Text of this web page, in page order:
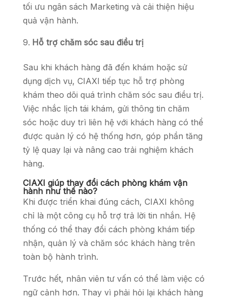
tối ưu ngân sách Marketing và cải thiện hiệu
quả vận hành.
Hỗ trợ chăm sóc sau điều trị
Sau khi khách hàng đã đến khám hoặc sử
dụng dịch vụ, CIAXI tiếp tục hỗ trợ phòng
khám theo dõi quá trình chăm sóc sau điều trị.
Việc nhắc lịch tái khám, gửi thông tin chăm
sóc hoặc duy trì liên hệ với khách hàng có thể
được quản lý có hệ thống hơn, góp phần tăng
tỷ lệ quay lại và nâng cao trải nghiệm khách
hàng.
CIAXI giúp thay đổi cách phòng khám vận
hành như thế nào?
Khi được triển khai đúng cách, CIAXI không
chỉ là một công cụ hỗ trợ trả lời tin nhắn. Hệ
thống có thể thay đổi cách phòng khám tiếp
nhận, quản lý và chăm sóc khách hàng trên
toàn bộ hành trình.
Trước hết, nhân viên tư vấn có thể làm việc có
ngữ cảnh hơn. Thay vì phải hỏi lại khách hàng